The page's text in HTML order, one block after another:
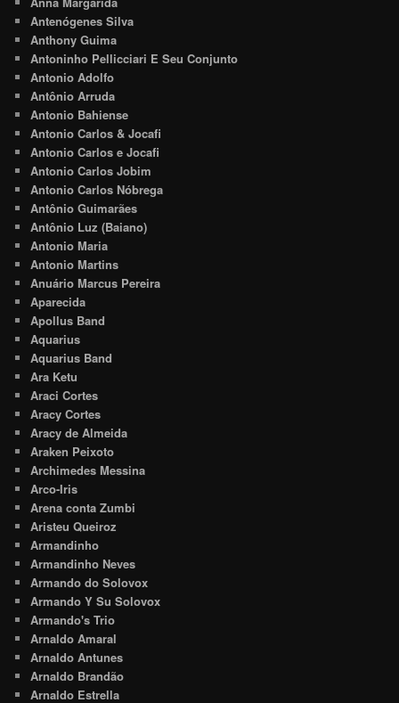
Antenógenes Silva
Anthony Guima
Antoninho Pellicciari E Seu Conjunto
Antonio Adolfo
Antônio Arruda
Antonio Bahiense
Antonio Carlos & Jocafi
Antonio Carlos e Jocafi
Antonio Carlos Jobim
Antonio Carlos Nóbrega
Antônio Guimarães
Antônio Luz (Baiano)
Antonio Maria
Antonio Martins
Anuário Marcus Pereira
Aparecida
Apollus Band
Aquarius
Aquarius Band
Ara Ketu
Araci Cortes
Aracy Cortes
Aracy de Almeida
Araken Peixoto
Archimedes Messina
Arco-Iris
Arena conta Zumbi
Aristeu Queiroz
Armandinho
Armandinho Neves
Armando do Solovox
Armando Y Su Solovox
Armando's Trio
Arnaldo Amaral
Arnaldo Antunes
Arnaldo Brandão
Arnaldo Estrella